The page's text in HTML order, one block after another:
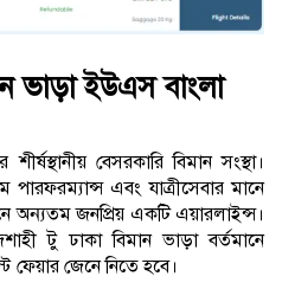
ভাড়া ইউএস বাংলা
বেসরকারি বিমান সংস্থা।
এবং যাত্রীসেবার মানে
অন্যতম জনপ্রিয় একটি এয়ারলাইন্স।
টু ঢাকা বিমান ভাড়া বর্তমানে
ফেয়ার জেনে নিতে হবে।